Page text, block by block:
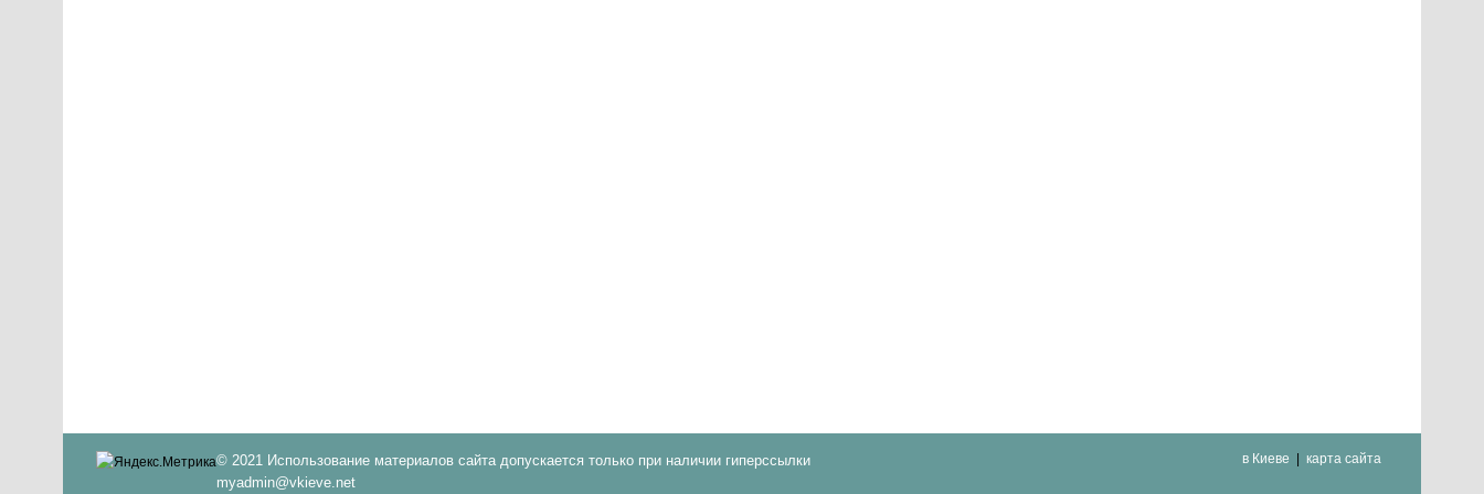
в Киеве карта сайта
© 2021 Использование материалов сайта допускается только при наличии гиперссылки
myadmin@vkieve.net